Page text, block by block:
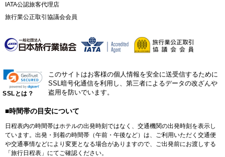
IATA公認旅客代理店
旅行業公正取引協議会会員
SSLとは？
このサイトはお客様の個人情報を安全に送受信するために
SSL暗号化通信を利用し、第三者によるデータの改ざんや
盗用を防いでいます。
■時間帯の目安について
日程表内の時間帯はホテルの出発時刻ではなく、交通機関の出発時刻を表示し
ています。出発・到着の時間帯（午前・午後など）は、ご利用いただく交通便
や交通事情などにより変更となる場合がありますので、ご出発前にお渡しする
「旅行日程表」にてご確認ください。